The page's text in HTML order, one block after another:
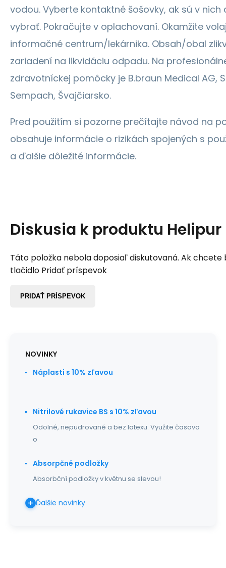
vodou. Vyberte kontaktné šošovky, ak sú v
vybrať. Pokračujte v oplachovaní. Okamžite
informačné centrum/lekárnika. Obsah/obal
zariadení na likvidáciu odpadu. Na
zdravotníckej pomôcky je B.braun Medical AG,
Sempach, Švajčiarsko.
Pred použitím si pozorne prečítajte návod na
obsahuje informácie o rizikách spojených s
a ďalšie dôležité informácie.
Diskusia k produktu Helipur
Táto položka nebola doposiaľ diskutovaná. Ak chcete
tlačidlo Pridať príspevok
PRIDAŤ PRÍSPEVOK
NOVINKY
Náplasti s 10% zľavou
Nitrilové rukavice BS s 10% zľavou
Odolné, nepudrované a bez latexu. Využite časovo
o
Absorpčné podložky
Absorbční podložky v květnu se slevou!
Ďalšie novinky